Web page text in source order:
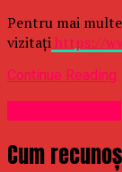
Pentru mai
vizitațihttps://
Continue Reading
Cum